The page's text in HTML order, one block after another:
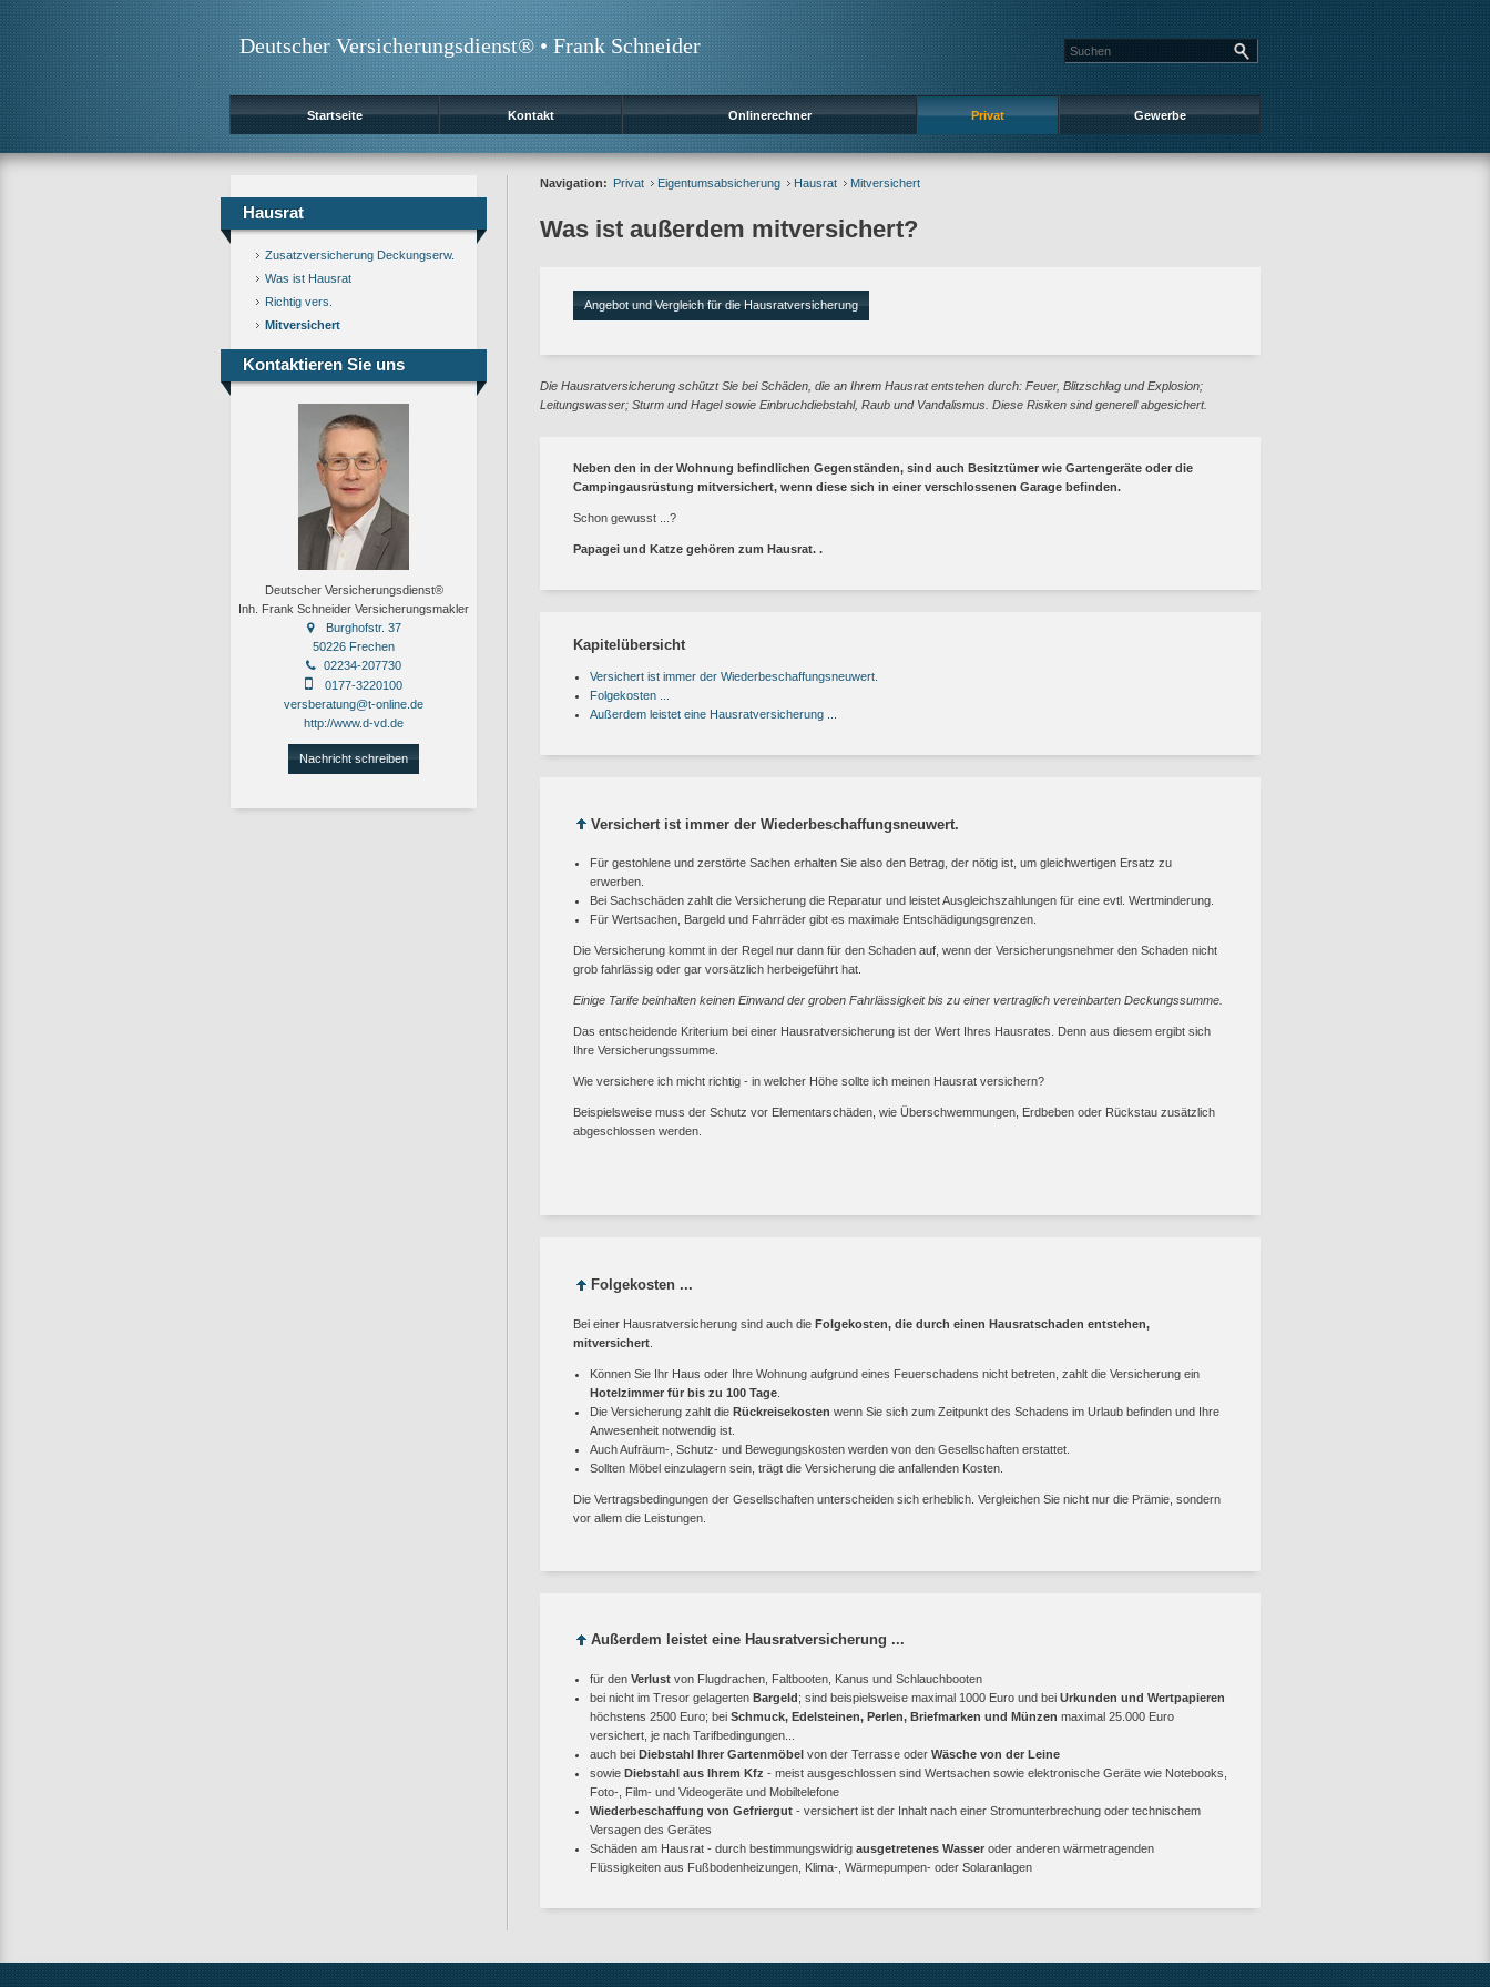
Deutscher Versicherungsdienst® • Frank Schneider
Startseite Kontakt Onlinerechner Privat Gewerbe
Hausrat
Zusatzversicherung Deckungserw.
Was ist Hausrat
Richtig vers.
Mitversichert
Kontaktieren Sie uns
Deutscher Versicherungsdienst®
Inh. Frank Schneider Versicherungsmakler
Burghofstr. 37
50226 Frechen
02234-207730
0177-3220100
versberatung@t-online.de
http://www.d-vd.de
Nachricht schreiben
Navigation: Privat Eigentumsabsicherung Hausrat Mitversichert
Was ist außerdem mitversichert?
Angebot und Vergleich für die Hausratversicherung
Die Hausratversicherung schützt Sie bei Schäden, die an Ihrem Hausrat entstehen durch: Feuer, Blitzschlag und Explosion;
Leitungswasser; Sturm und Hagel sowie Einbruchdiebstahl, Raub und Vandalismus. Diese Risiken sind generell abgesichert.
Neben den in der Wohnung befindlichen Gegenständen, sind auch Besitztümer wie Gartengeräte oder die
Campingausrüstung mitversichert, wenn diese sich in einer verschlossenen Garage befinden.
Schon gewusst ...?
Papagei und Katze gehören zum Hausrat. .
Kapitelübersicht
Versichert ist immer der Wiederbeschaffungsneuwert.
Folgekosten ...
Außerdem leistet eine Hausratversicherung ...
Versichert ist immer der Wiederbeschaffungsneuwert.
Für gestohlene und zerstörte Sachen erhalten Sie also den Betrag, der nötig ist, um gleichwertigen Ersatz zu
erwerben.
Bei Sachschäden zahlt die Versicherung die Reparatur und leistet Ausgleichszahlungen für eine evtl. Wertminderung.
Für Wertsachen, Bargeld und Fahrräder gibt es maximale Entschädigungsgrenzen.
Die Versicherung kommt in der Regel nur dann für den Schaden auf, wenn der Versicherungsnehmer den Schaden nicht
grob fahrlässig oder gar vorsätzlich herbeigeführt hat.
Einige Tarife beinhalten keinen Einwand der groben Fahrlässigkeit bis zu einer vertraglich vereinbarten Deckungssumme.
Das entscheidende Kriterium bei einer Hausratversicherung ist der Wert Ihres Hausrates. Denn aus diesem ergibt sich
Ihre Versicherungssumme.
Wie versichere ich micht richtig - in welcher Höhe sollte ich meinen Hausrat versichern?
Beispielsweise muss der Schutz vor Elementarschäden, wie Überschwemmungen, Erdbeben oder Rückstau zusätzlich
abgeschlossen werden.
Folgekosten ...
Bei einer Hausratversicherung sind auch die Folgekosten, die durch einen Hausratschaden entstehen,
mitversichert
Können Sie Ihr Haus oder Ihre Wohnung aufgrund eines Feuerschadens nicht betreten, zahlt die Versicherung ein
Hotelzimmer für bis zu 100 Tage
Die Versicherung zahlt die Rückreisekosten wenn Sie sich zum Zeitpunkt des Schadens im Urlaub befinden und Ihre
Anwesenheit notwendig ist.
Auch Aufräum-, Schutz- und Bewegungskosten werden von den Gesellschaften erstattet.
Sollten Möbel einzulagern sein, trägt die Versicherung die anfallenden Kosten.
Die Vertragsbedingungen der Gesellschaften unterscheiden sich erheblich. Vergleichen Sie nicht nur die Prämie, sondern
vor allem die Leistungen.
Außerdem leistet eine Hausratversicherung ...
für den Verlust von Flugdrachen, Faltbooten, Kanus und Schlauchbooten
bei nicht im Tresor gelagerten Bargeld; sind beispielsweise maximal 1000 Euro und bei Urkunden und Wertpapieren
höchstens 2500 Euro; bei Schmuck, Edelsteinen, Perlen, Briefmarken und Münzen maximal 25.000 Euro
versichert, je nach Tarifbedingungen...
auch bei Diebstahl Ihrer Gartenmöbel von der Terrasse oder Wäsche von der Leine
sowie Diebstahl aus Ihrem Kfz - meist ausgeschlossen sind Wertsachen sowie elektronische Geräte wie Notebooks,
Foto-, Film- und Videogeräte und Mobiltelefone
Wiederbeschaffung von Gefriergut - versichert ist der Inhalt nach einer Stromunterbrechung oder technischem
Versagen des Gerätes
Schäden am Hausrat - durch bestimmungswidrig ausgetretenes Wasser oder anderen wärmetragenden
Flüssigkeiten aus Fußbodenheizungen, Klima-, Wärmepumpen- oder Solaranlagen